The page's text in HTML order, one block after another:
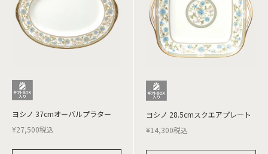
ヨシノ 37cmオーバルプラター
¥27,500税込
ヨシノ 28.5cmスクエアプレート
¥14,300税込